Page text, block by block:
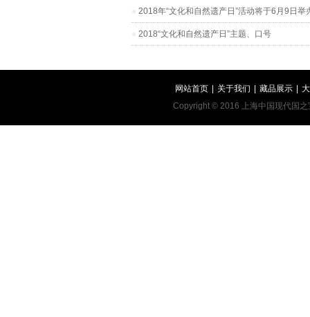
2018年“文化和自然遗产日”活动将于6月9日举
2018“文化和自然遗产日”主题、口号
网站首页 关于我们 藏品展示
Copyright © 2016 上海中国现代国